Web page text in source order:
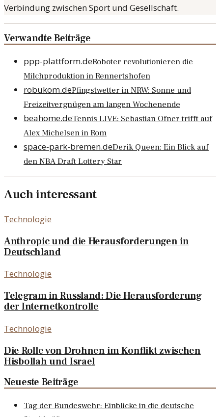
Verbindung zwischen Sport und Gesellschaft.
Verwandte Beiträge
ppp-plattform.deRoboter revolutionieren die
Milchproduktion in Rennertshofen
robukom.dePfingstwetter in NRW: Sonne und
Freizeitvergnügen am langen Wochenende
beahome.deTennis LIVE: Sebastian Ofner trifft auf
Alex Michelsen in Rom
space-park-bremen.deDerik Queen: Ein Blick auf
den NBA Draft Lottery Star
Auch interessant
Technologie
Anthropic und die Herausforderungen in
Deutschland
Technologie
Telegram in Russland: Die Herausforderung
der Internetkontrolle
Technologie
Die Rolle von Drohnen im Konflikt zwischen
Hisbollah und Israel
Neueste Beiträge
Tag der Bundeswehr: Einblicke in die deutsche